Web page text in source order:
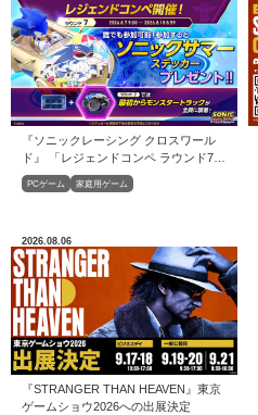
PCゲーム 家庭用ゲーム
『ソニックレーシング クロスワール
ド』 「レジェンドコンペ ラウンド7」
開催！
2026.08.06
『STRANGER THAN HEAVEN』東京
ゲームショウ2026への出展決定